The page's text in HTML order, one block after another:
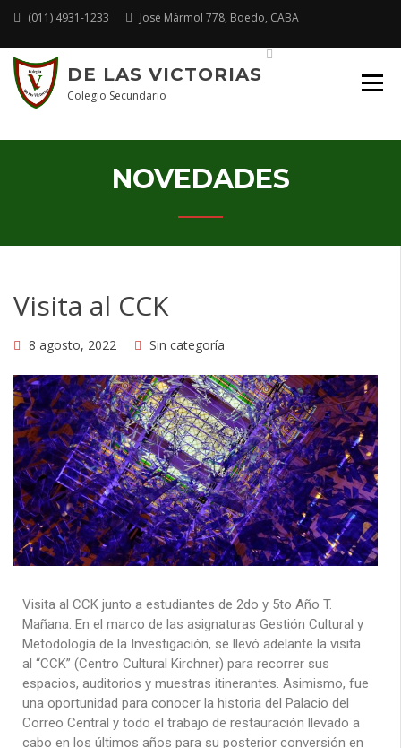
(011) 4931-1233 José Mármol 778, Boedo, CABA
DE LAS VICTORIAS
Colegio Secundario
NOVEDADES
Visita al CCK
8 agosto, 2022 Sin categoría
Visita al CCK junto a estudiantes de 2do y 5to Año T.
Mañana. En el marco de las asignaturas Gestión Cultural y
Metodología de la Investigación, se llevó adelante la visita
al “CCK” (Centro Cultural Kirchner) para recorrer sus
espacios, auditorios y muestras itinerantes. Asimismo, fue
una oportunidad para conocer la historia del Palacio del
Correo Central y todo el trabajo de restauración llevado a
cabo en los últimos años para su posterior conversión en